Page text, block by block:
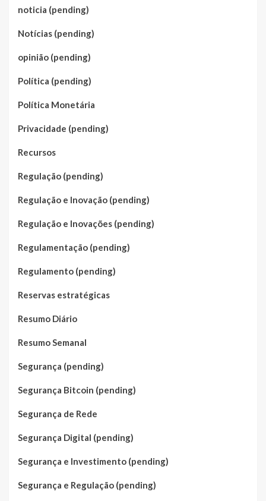
noticia (pending)
Notícias (pending)
opinião (pending)
Política (pending)
Política Monetária
Privacidade (pending)
Recursos
Regulação (pending)
Regulação e Inovação (pending)
Regulação e Inovações (pending)
Regulamentação (pending)
Regulamento (pending)
Reservas estratégicas
Resumo Diário
Resumo Semanal
Segurança (pending)
Segurança Bitcoin (pending)
Segurança de Rede
Segurança Digital (pending)
Segurança e Investimento (pending)
Segurança e Regulação (pending)